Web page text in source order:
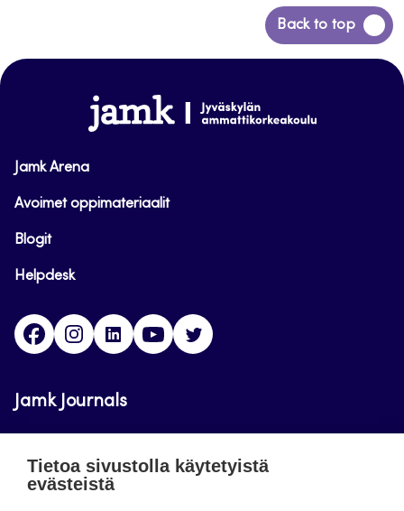
Back to top
Siirry
takaisin
www.jamk.fi
Jamk Arena
Avoimet oppimateriaalit
Blogit
Helpdesk
FacebookInstagram
LinkedInYoutube
Jamk Journals
luettavissa. Verkkolehtien tarkoituksena on tukea
Tietoa sivustolla käytetyistä
evästeistä